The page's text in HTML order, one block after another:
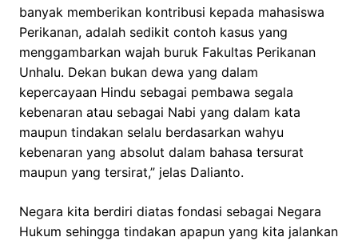
banyak memberikan kontribusi kepada mahasiswa
Perikanan, adalah sedikit contoh kasus yang
menggambarkan wajah buruk Fakultas Perikanan
Unhalu. Dekan bukan dewa yang dalam
kepercayaan Hindu sebagai pembawa segala
kebenaran atau sebagai Nabi yang dalam kata
maupun tindakan selalu berdasarkan wahyu
kebenaran yang absolut dalam bahasa tersurat
maupun yang tersirat,” jelas Dalianto.
Negara kita berdiri diatas fondasi sebagai Negara
Hukum sehingga tindakan apapun yang kita jalankan